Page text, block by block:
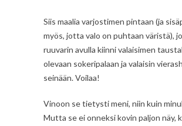
Siis maalia varjostimen pintaan (ja
myös, jotta valo on puhtaan väristä),
ruuvarin avulla kiinni valaisimen
olevaan sokeripalaan ja valaisin
seinään. Voilaa!
Vinoon se tietysti meni, niin kuin
Mutta se ei onneksi kovin paljon näy,